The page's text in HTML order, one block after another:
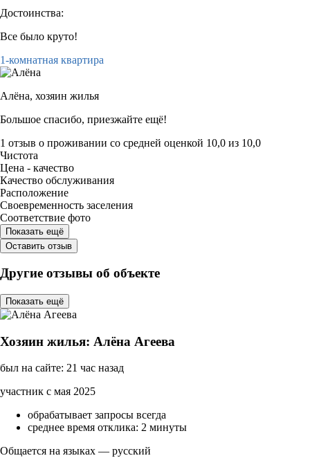
Достоинства:
Все было круто!
1-комнатная квартира
Алёна, хозяин жилья
Большое спасибо, приезжайте ещё!
1 отзыв о проживании со средней оценкой 10,0 из 10,0
Чистота
Цена - качество
Качество обслуживания
Расположение
Своевременность заселения
Соответствие фото
Показать ещё
Оставить отзыв
Другие отзывы об объекте
Показать ещё
Хозяин жилья: Алёна Агеева
был на сайте: 21 час назад
участник с мая 2025
обрабатывает запросы всегда
среднее время отклика: 2 минуты
Общается на языках — русский